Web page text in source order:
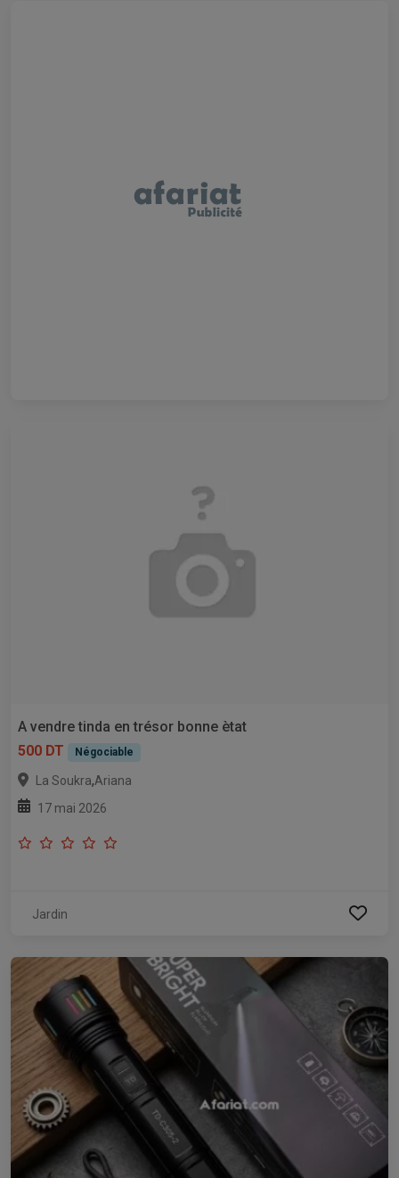
A vendre tinda en trésor bonne ètat
500 DT
Négociable
La Soukra,Ariana
17 mai 2026
Jardin